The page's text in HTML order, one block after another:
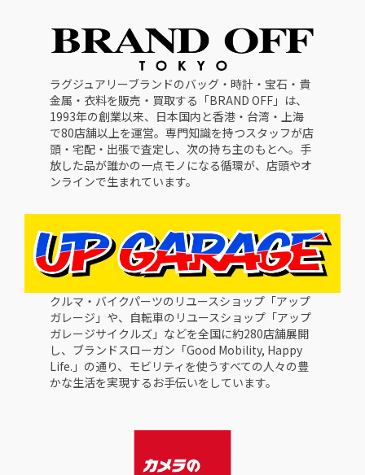
ラグジュアリーブランドのバッグ・時計・宝石・貴
金属・衣料を販売・買取する「BRAND OFF」は、
1993年の創業以来、日本国内と香港・台湾・上海
で80店舗以上を運営。専門知識を持つスタッフが店
頭・宅配・出張で査定し、次の持ち主のもとへ。手
放した品が誰かの一点モノになる循環が、店頭やオ
ンラインで生まれています。
クルマ・バイクパーツのリユースショップ「アップ
ガレージ」や、自転車のリユースショップ「アップ
ガレージサイクルズ」などを全国に約280店舗展開
し、ブランドスローガン「Good Mobility, Happy
Life.」の通り、モビリティを使うすべての人々の豊
かな生活を実現するお手伝いをしています。